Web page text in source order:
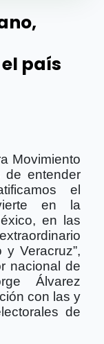
país
Movimiento
de entender
el
en la
en las
Veracruz”,
nacional de
Álvarez
con las y
de